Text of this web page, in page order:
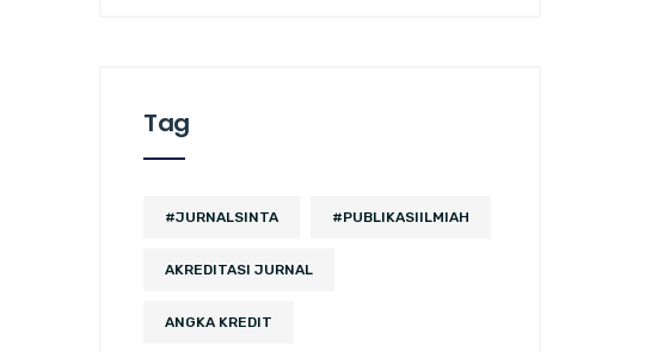
Tag
#JURNALSINTA #PUBLIKASIILMIAH
AKREDITASI JURNAL
ANGKA KREDIT